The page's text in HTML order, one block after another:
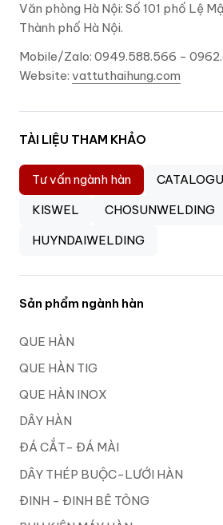
Văn phòng Hà Nội: Số 101 phố Lệ
Thành phố Hà Nội.
Mobile/Zalo: 0949.588.566 -
Website: vattuthaihung.com
TÀI LIỆU THAM KHẢO
Tư vấn ngành hàn
KISWEL
CHOSUNWELDING
HUYNDAIWELDING
Sản phẩm ngành hàn
QUE HÀN
QUE HÀN TIG
QUE HÀN INOX
DÂY HÀN
ĐÁ CẮT- ĐÁ MÀI
DÂY THÉP BUỘC-LƯỚI HÀN
ĐINH - ĐINH BÊ TÔNG